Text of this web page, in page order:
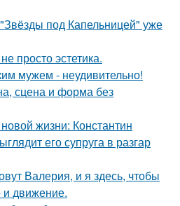
под Капельницей" уже
просто эстетика.
мужем - неудивительно!
сцена и форма без
жизни: Константин
его супруга в разгар
Валерия, и я здесь, чтобы
и движение.